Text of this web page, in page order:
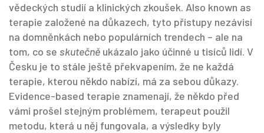
vědeckých studií a klinických zkoušek. Also known as
terapie založené na důkazech, tyto přístupy nezávisí
na domněnkách nebo populárních trendech – ale na
tom, co se skutečně ukázalo jako účinné u tisíců lidí. V
Česku je to stále ještě překvapením, že ne každá
terapie, kterou někdo nabízí, má za sebou důkazy.
Evidence-based terapie znamenají, že někdo před
vámi prošel stejným problémem, terapeut použil
metodu, která u něj fungovala, a výsledky byly